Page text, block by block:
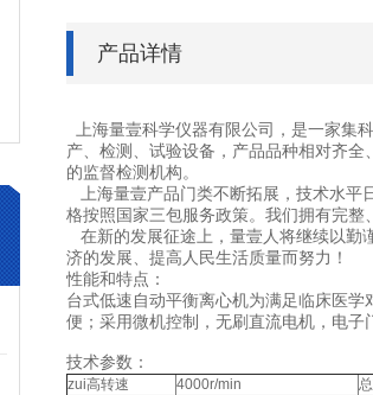
产品详情
上海量壹科学仪器有限公司，是一家集
产、检测、试验设备，产品品种相对齐
的监督检测机构。
上海量壹产品门类不断拓展，技术水平
格按照国家三包服务政策。我们拥有完整
在新的发展征途上，量壹人将继续以勤
济的发展、提高人民生活质量而努力！
性能和特点：
台式低速自动平衡离心机为满足临床医
便；采用微机控制，无刷直流电机，电子
技术参数：
zui高转速 4000r/min